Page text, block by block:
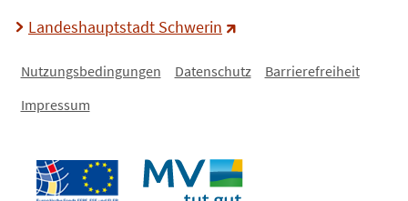
Landeshauptstadt Schwerin
Nutzungsbedingungen Datenschutz
Barrierefreiheit
Impressum